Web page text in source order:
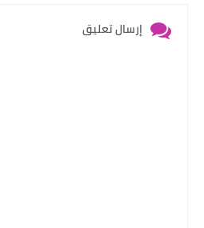
إرسال تعليق